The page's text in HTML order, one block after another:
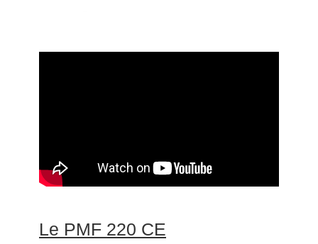
Le PMF 220 CE